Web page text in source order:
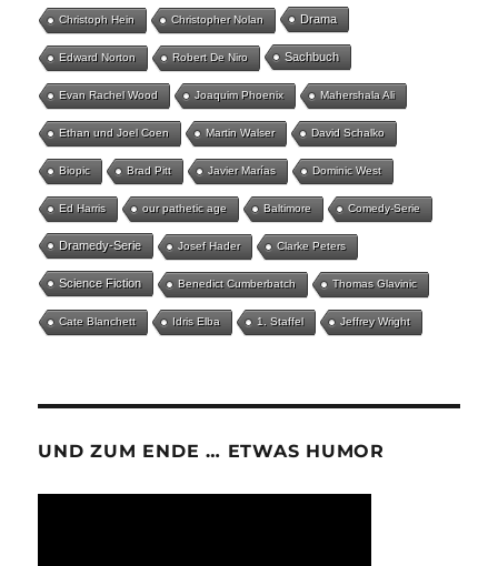
Christoph Hein Christopher Nolan Drama
Edward Norton Robert De Niro Sachbuch
Evan Rachel Wood Joaquim Phoenix Mahershala Ali
Ethan und Joel Coen Martin Walser David Schalko
Biopic Brad Pitt Javier Marías Dominic West
Ed Harris our pathetic age Baltimore Comedy-Serie
Dramedy-Serie Josef Hader Clarke Peters
Science Fiction Benedict Cumberbatch Thomas Glavinic
Cate Blanchett Idris Elba 1. Staffel Jeffrey Wright
UND ZUM ENDE … ETWAS HUMOR